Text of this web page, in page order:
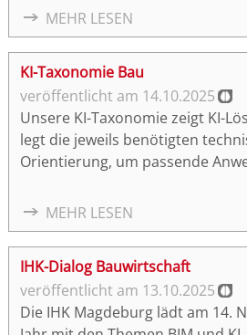
ihre mehrjährige Erfahrung mit
MEHR LESEN
KI-Taxonomie Bau
14.10.2025
Unsere KI-Taxonomie zeigt KI-
legt die jeweils benötigten
Orientierung, um passende
MEHR LESEN
IHK-Dialog Bauwirtschaft
13.10.2025
Die IHK Magdeburg lädt am 14.